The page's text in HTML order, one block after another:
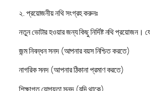
২. প্রয়োজনীয় নথি সংগ্রহ করুনঃ
নতুন ভোটার হওয়ার জন্য কিছু নির্দিষ্ট নথি প্রয়োজন।
জন্ম নিবন্ধন সনদ (আপনার বয়স নিশ্চিত করতে)
নাগরিক সনদ (আপনার ঠিকানা প্রমাণ করতে)